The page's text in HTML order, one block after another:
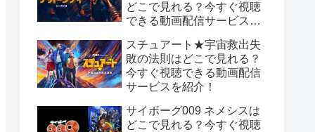
どこで見れる？今すぐ視聴
できる動画配信サービスを
スチュアート★宇宙救出失
敗の法則はどこで見れる？
今すぐ視聴できる動画配信
サービスを紹介！
サイボーグ009 ネメシスは
どこで見れる？今すぐ視聴